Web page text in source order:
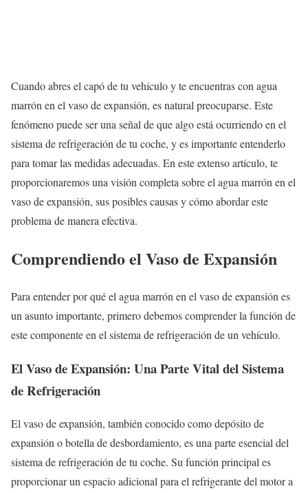
Cuando abres el capó de tu vehículo y te encuentras con agua
marrón en el vaso de expansión, es natural preocuparse. Este
fenómeno puede ser una señal de que algo está ocurriendo en el
sistema de refrigeración de tu coche, y es importante entenderlo
para tomar las medidas adecuadas. En este extenso artículo, te
proporcionaremos una visión completa sobre el agua marrón en el
vaso de expansión, sus posibles causas y cómo abordar este
problema de manera efectiva.
Comprendiendo el Vaso de Expansión
Para entender por qué el agua marrón en el vaso de expansión es
un asunto importante, primero debemos comprender la función de
este componente en el sistema de refrigeración de un vehículo.
El Vaso de Expansión: Una Parte Vital del Sistema
de Refrigeración
El vaso de expansión, también conocido como depósito de
expansión o botella de desbordamiento, es una parte esencial del
sistema de refrigeración de tu coche. Su función principal es
proporcionar un espacio adicional para el refrigerante del motor a